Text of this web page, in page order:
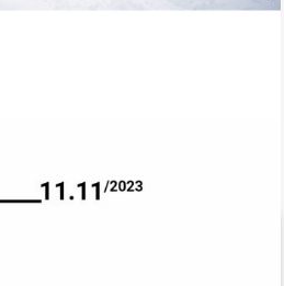
Via Placido Zurla 49b - 00176 Roma
14105351002